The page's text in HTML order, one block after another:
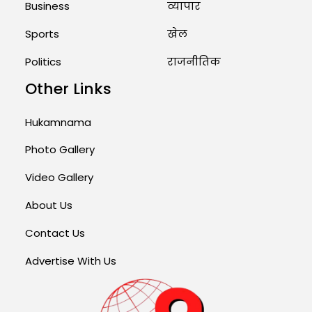
Business
Sports
Politics
व्यापार
खेल
राजनीतिक
Other Links
Hukamnama
Photo Gallery
Video Gallery
About Us
Contact Us
Advertise With Us